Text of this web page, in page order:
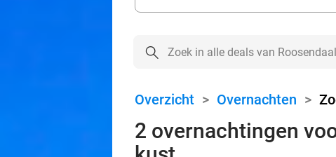
Overzicht > Overnachten >
2 overnachtingen